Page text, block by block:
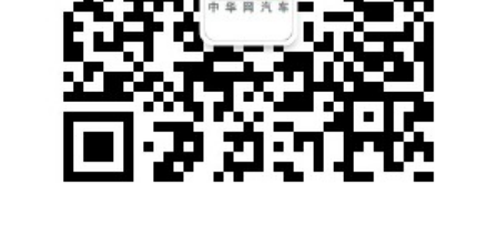
某些中型SUV车型，但从东风风神的SUV家族
谱系来看，皓极确实是一款紧凑级SUV车型，
还记得小学语文课本上《田忌赛马》的故事